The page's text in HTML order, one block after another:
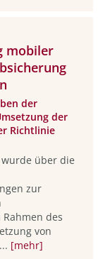
mobiler
der
der
Richtlinie
über die
zur
des
von
[mehr]